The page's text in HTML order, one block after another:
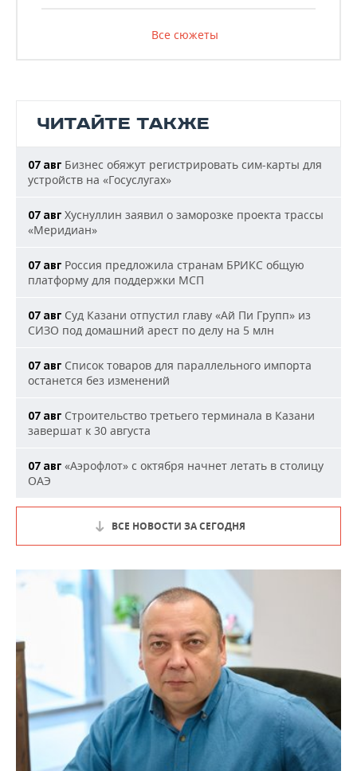
Все сюжеты
ЧИТАЙТЕ ТАКЖЕ
07 авг Бизнес обяжут регистрировать сим-карты для
устройств на «Госуслугах»
07 авг Хуснуллин заявил о заморозке проекта трассы
«Меридиан»
07 авг Россия предложила странам БРИКС общую
платформу для поддержки МСП
07 авг Суд Казани отпустил главу «Ай Пи Групп» из
СИЗО под домашний арест по делу на 5 млн
07 авг Список товаров для параллельного импорта
останется без изменений
07 авг Строительство третьего терминала в Казани
завершат к 30 августа
07 авг «Аэрофлот» с октября начнет летать в столицу
ОАЭ
ВСЕ НОВОСТИ ЗА СЕГОДНЯ